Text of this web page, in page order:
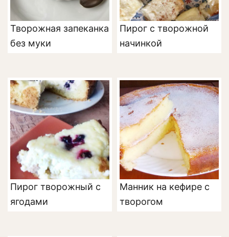
Творожная запеканка
без муки
Пирог с творожной
начинкой
Пирог творожный с
ягодами
Манник на кефире с
творогом